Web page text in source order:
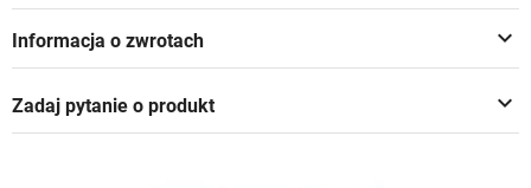
keyboard_arrow_down
Informacja o zwrotach
keyboard_arrow_down
Zadaj pytanie o produkt